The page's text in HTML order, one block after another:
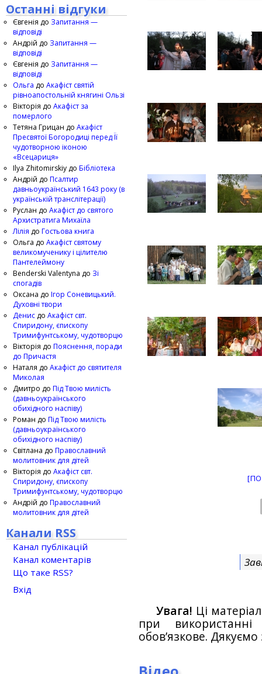
Увага! Ці
при
обов’язкове.
Останні відгуки
Євгенія до Запитання —
відповіді
Андрій до Запитання —
відповіді
Євгенія до Запитання —
відповіді
Ольга до Акафіст святій
рівноапостольній княгині Ользі
Вікторія до Акафіст за
померлого
Тетяна Грицан до Акафіст
Пресвятої Богородиці перед Її
чудотворною іконою
«Всецариця»
Ilya Zhitomirskiy до Бібліотека
Андрій до Псалтир
давньоукраїнський 1643 року (в
українській транслітерації)
Руслан до Акафіст до святого
Архистратига Михаїла
Лілія до Гостьова книга
Ольга до Акафіст святому
великомученику і цілителю
Пантелеймону
Benderski Valentyna до Зі
спогадів
Оксана до Ігор Соневицький.
Духовні твори
Денис до Акафіст свт.
Спиридону, єпископу
Тримифунтському, чудотворцю
Вікторія до Пояснення, поради
до Причастя
Наталя до Акафіст до святителя
Миколая
Дмитро до Під Твою милість
(давньоукраїнського
обихідного наспіву)
Роман до Під Твою милість
(давньоукраїнського
обихідного наспіву)
Світлана до Православний
молитовник для дітей
Вікторія до Акафіст свт.
Спиридону, єпископу
Тримифунтському, чудотворцю
Андрій до Православний
молитовник для дітей
Канали RSS
Канал публікацій
Канал коментарів
Що таке RSS?
Вхід